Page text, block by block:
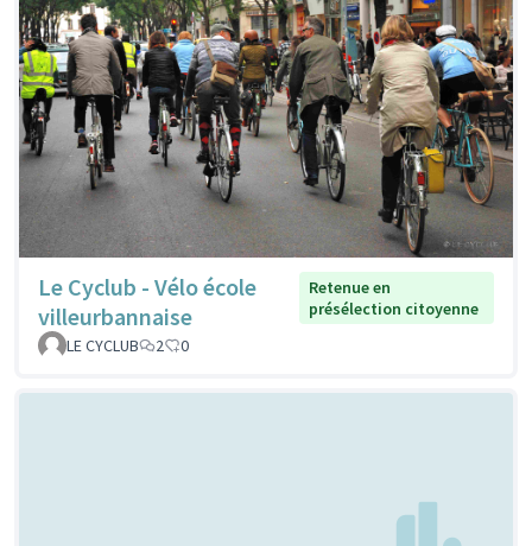
Le Cyclub - Vélo école
villeurbannaise
Retenue en
présélection citoyenne
LE CYCLUB
2 0